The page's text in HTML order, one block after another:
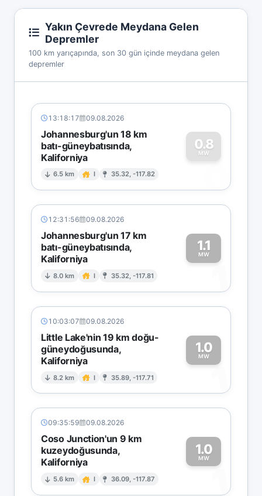
Yakın Çevrede Meydana Gelen
Depremler
100 km yarıçapında, son 30 gün içinde meydana gelen
depremler
13:18:17 09.08.2026
Johannesburg'un 18 km
batı-güneybatısında,
Kaliforniya
6.5 km I 35.32, -117.82
0.8
MW
0
12:31:56 09.08.2026
Johannesburg'un 17 km
batı-güneybatısında,
Kaliforniya
8.0 km I 35.32, -117.81
1.1
MW
1
10:03:07 09.08.2026
Little Lake'nin 19 km doğu-
güneydoğusunda,
Kaliforniya
8.2 km I 35.89, -117.71
1.0
MW
1
09:35:59 09.08.2026
Coso Junction'un 9 km
kuzeydoğusunda,
Kaliforniya
5.6 km I 36.09, -117.87
1.0
MW
1